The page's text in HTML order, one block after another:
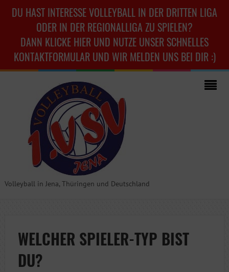
DU HAST INTERESSE VOLLEYBALL IN DER DRITTEN LIGA
ODER IN DER REGIONALLIGA ZU SPIELEN?
DANN KLICKE HIER UND NUTZE UNSER SCHNELLES
KONTAKTFORMULAR UND WIR MELDEN UNS BEI DIR :)
Volleyball in Jena, Thüringen und Deutschland
WELCHER SPIELER-TYP BIST
DU?